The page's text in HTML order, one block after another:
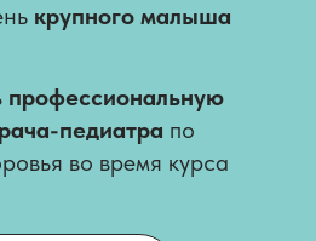
крупного малыша
профессиональную
педиатра по
во время курса